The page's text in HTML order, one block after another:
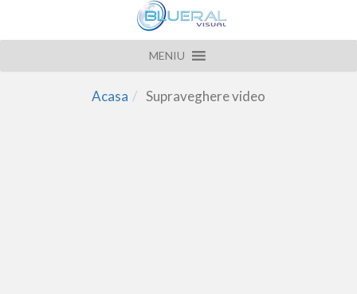
MENIU
Acasa Supraveghere video